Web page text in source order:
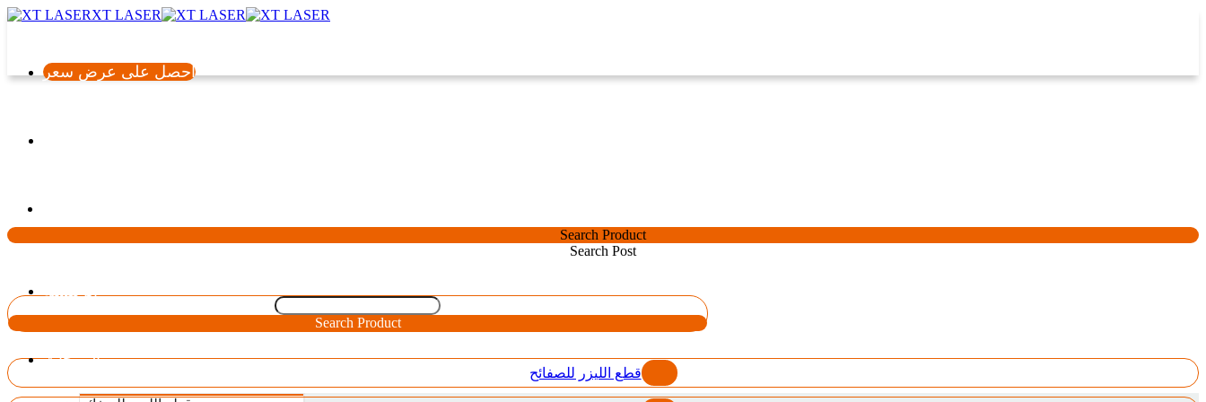
XT LASER
احصل على عرض سعر
الرئيسية
المنتجات
Search Product
Search Post
Search Product
قطع الليزر للصفائح